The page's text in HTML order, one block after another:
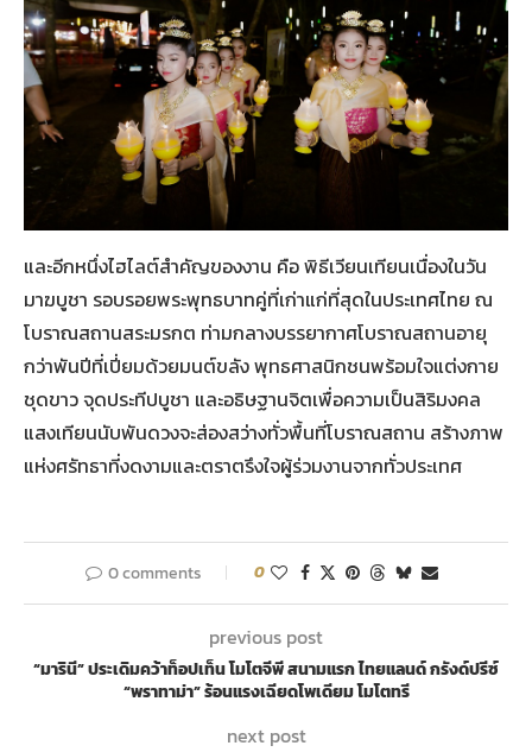
และอีกหนึ่งไฮไลต์สำคัญของงาน คือ พิธีเวียนเทียนเนื่องในวัน
มาฆบูชา รอบรอยพระพุทธบาทคู่ที่เก่าแก่ที่สุดในประเทศไทย ณ
โบราณสถานสระมรกต ท่ามกลางบรรยากาศโบราณสถานอายุ
กว่าพันปีที่เปี่ยมด้วยมนต์ขลัง พุทธศาสนิกชนพร้อมใจแต่งกาย
ชุดขาว จุดประทีปบูชา และอธิษฐานจิตเพื่อความเป็นสิริมงคล
แสงเทียนนับพันดวงจะส่องสว่างทั่วพื้นที่โบราณสถาน สร้างภาพ
แห่งศรัทธาที่งดงามและตราตรึงใจผู้ร่วมงานจากทั่วประเทศ
0 comments 0
previous post
“มารินี” ประเดิมคว้าท็อปเท็น โมโตจีพี สนามแรก ไทยแลนด์ กรังด์ปรีซ์
“พราทาม่า” ร้อนแรงเฉียดโพเดียม โมโตทรี
next post